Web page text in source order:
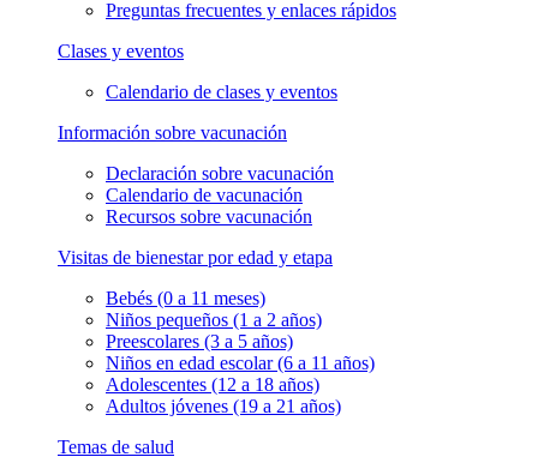
Preguntas frecuentes y enlaces rápidos
Clases y eventos
Calendario de clases y eventos
Información sobre vacunación
Declaración sobre vacunación
Calendario de vacunación
Recursos sobre vacunación
Visitas de bienestar por edad y etapa
Bebés (0 a 11 meses)
Niños pequeños (1 a 2 años)
Preescolares (3 a 5 años)
Niños en edad escolar (6 a 11 años)
Adolescentes (12 a 18 años)
Adultos jóvenes (19 a 21 años)
Temas de salud